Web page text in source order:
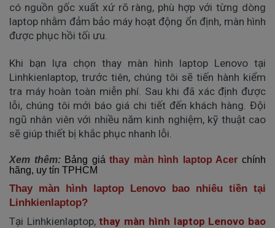
có nguồn gốc xuất xứ rõ ràng, phù hợp với từng dòng
laptop nhằm đảm bảo máy hoạt động ổn định, màn hình
được phục hồi tối ưu.
Khi bạn lựa chọn thay màn hình laptop Lenovo tại
Linhkienlaptop, trước tiên, chúng tôi sẽ tiến hành kiểm
tra máy hoàn toàn miễn phí. Sau khi đã xác định được
lỗi, chúng tôi mới báo giá chi tiết đến khách hàng. Đội
ngũ nhân viên với nhiều năm kinh nghiệm, kỹ thuật cao
sẽ giúp thiết bị khắc phục nhanh lỗi.
Xem thêm: Bảng giáthay màn hình laptop Acer chính
hãng, uy tín TPHCM
Thay màn hình laptop Lenovo bao nhiêu tiền tại
Linhkienlaptop?
Tại Linhkienlaptop,thay màn hình laptop Lenovo bao